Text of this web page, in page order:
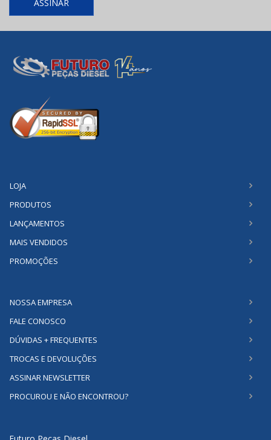
LOJA
PRODUTOS
LANÇAMENTOS
MAIS VENDIDOS
PROMOÇÕES
NOSSA EMPRESA
FALE CONOSCO
DÚVIDAS + FREQUENTES
TROCAS E DEVOLUÇÕES
ASSINAR NEWSLETTER
PROCUROU E NÃO ENCONTROU?